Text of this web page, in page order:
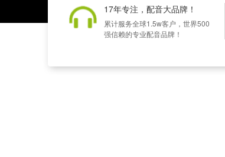
17年专注，配音大品牌！
累计服务全球1.5w客户，世界500
强信赖的专业配音品牌！